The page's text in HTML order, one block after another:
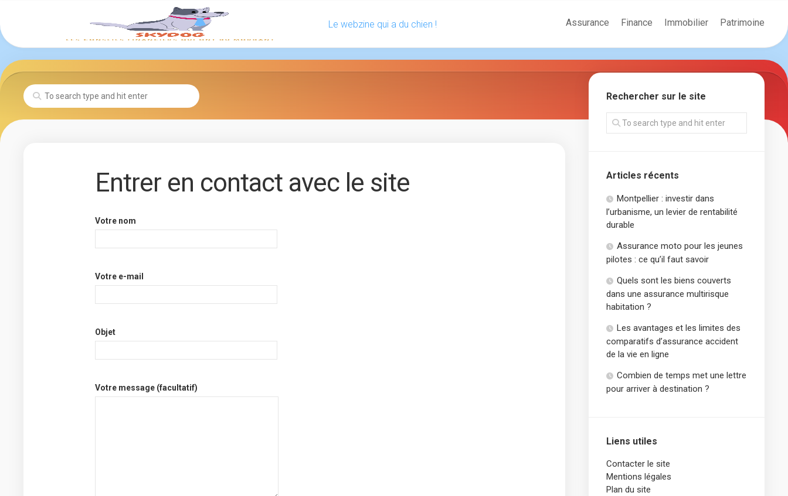
content
Le webzine qui a du chien ! Assurance Finance Immobilier Patrimoine
Entrer en contact avec le site
Votre nom
Votre e-mail
Objet
Votre message (facultatif)
Rechercher sur le site
Articles récents
Montpellier : investir dans
l’urbanisme, un levier de rentabilité
durable
Assurance moto pour les jeunes
pilotes : ce qu’il faut savoir
Quels sont les biens couverts
dans une assurance multirisque
habitation ?
Les avantages et les limites des
comparatifs d’assurance accident
de la vie en ligne
Combien de temps met une lettre
pour arriver à destination ?
Liens utiles
Contacter le site
Mentions légales
Plan du site